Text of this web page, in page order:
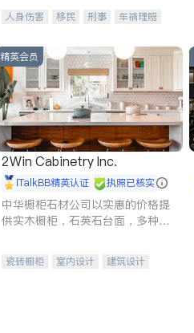
人身伤害 移民 刑事
车祸理赔
商标注册
索赔 律师-其它 保释
精英会员
2Win Cabinetry Inc.
iTalkBB精英认证 执照已核实
中华橱柜石材公司以实惠的价格提
供实木橱柜，石英石台面，多种优
机。品质厨房，家的选择。
瓷砖橱柜 室内设计
建筑设计